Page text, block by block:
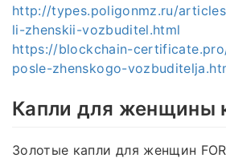
http://types.poligonmz.ru/
li-zhenskii-vozbuditel.html
https://blockchain-
posle-zhenskogo-
Капли для женщины
Золотые капли для женщин